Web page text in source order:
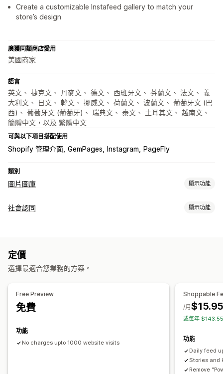
Create a customizable Instafeed gallery to match your
store’s design
廣獲同類商店愛用
美國商家
語言
英文、 捷克文、 丹麥文、 德文、 西班牙文、 芬蘭文、 法文、 義
大利文、 日文、 韓文、 挪威文、 荷蘭文、 波蘭文、 葡萄牙文 (巴
西)、 葡萄牙文 (葡萄牙)、 瑞典文、 泰文、 土耳其文、 越南文、
簡體中文，以及 繁體中文
可與以下項目搭配使用
Shopify 管理介面 GemPages Instagram PageFly
類別
圖片圖庫 顯示功能
圖庫類型
自訂樣式
可購買標籤
多國語言
社會認同 顯示功能
分析
互動追蹤
定價
選擇最適合您業務的方案。
Free Preview
免費
功能
No charges upto 1000 website visits
Shoppable
/月
或每年
功能
Daily feed
Stories and
Remove